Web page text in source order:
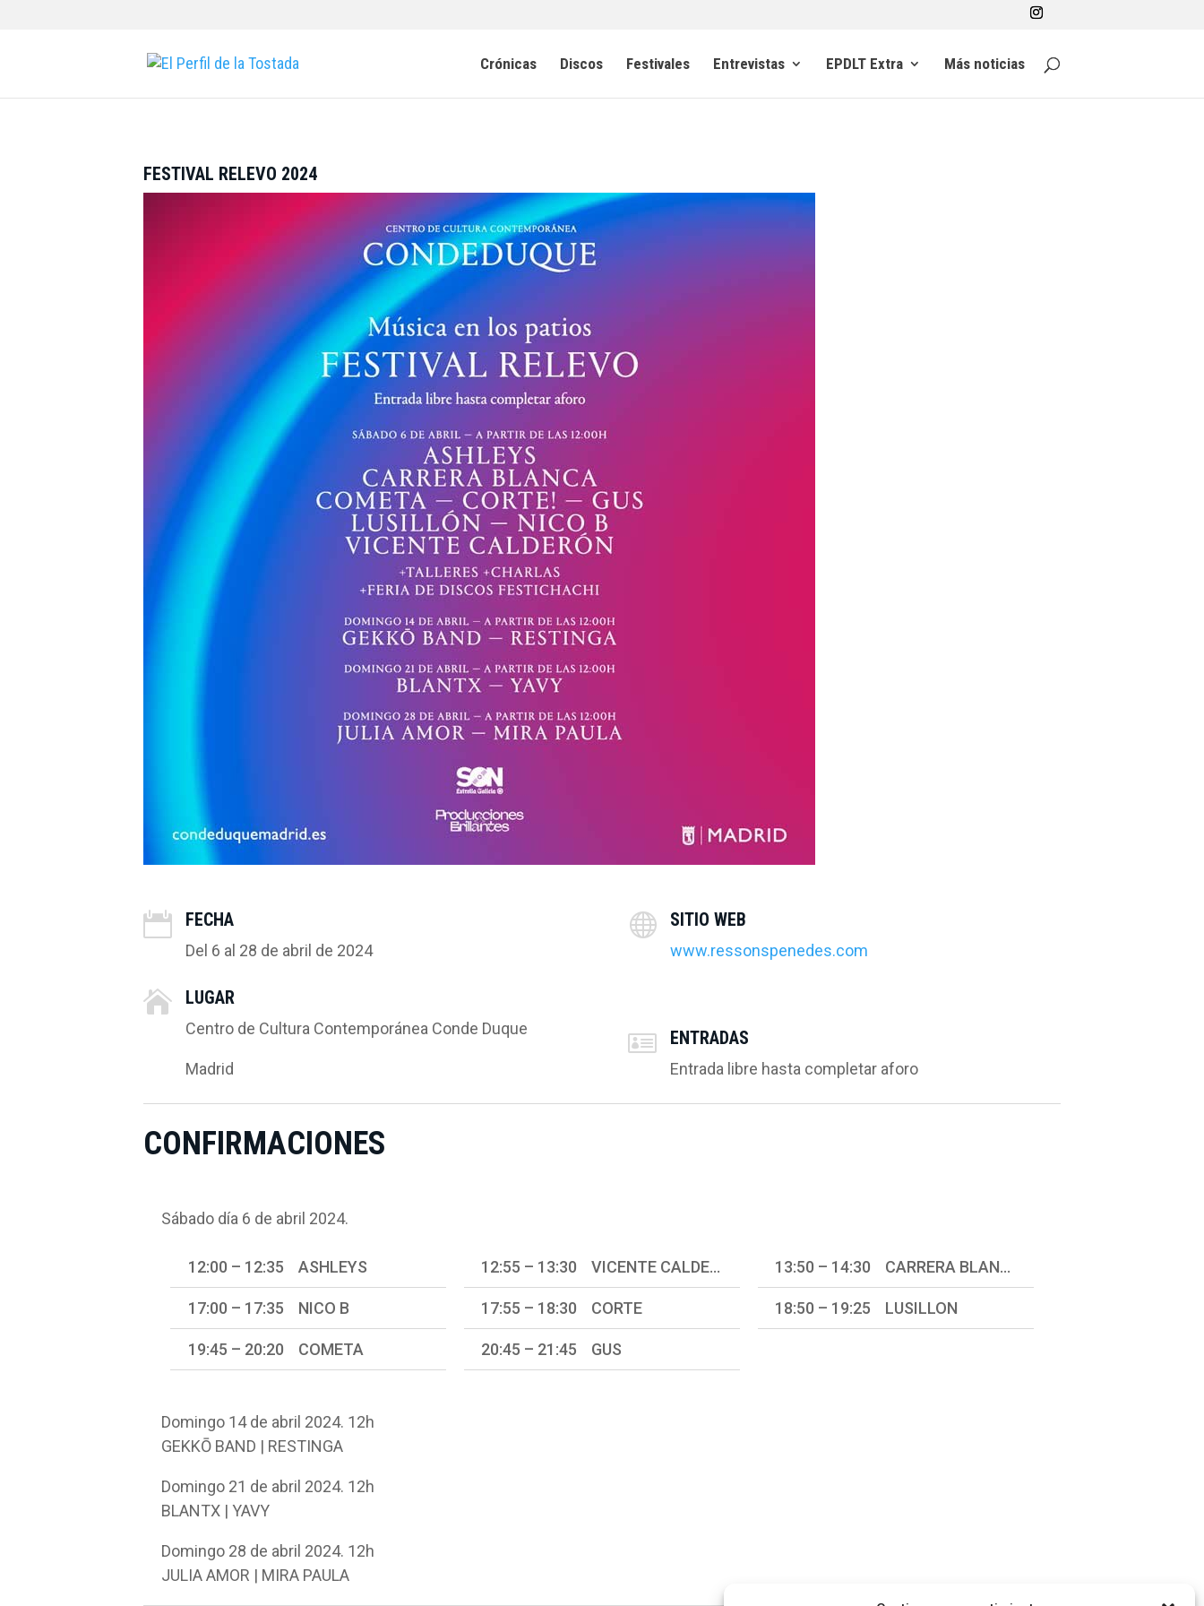
Crónicas Discos Festivales Entrevistas EPDLT Extra Más noticias
FESTIVAL RELEVO 2024
 FECHA
Del 6 al 28 de abril de 2024
 LUGAR
Centro de Cultura Contemporánea Conde Duque
Madrid
 SITIO WEB
www.ressonspenedes.com
 ENTRADAS
Entrada libre hasta completar aforo
CONFIRMACIONES
Sábado día 6 de abril 2024.
12:00 – 12:35 ASHLEYS 12:55 – 13:30 VICENTE CALDERÓN 13:50 – 14:30 CARRERA BLANCA
17:00 – 17:35 NICO B 17:55 – 18:30 CORTE 18:50 – 19:25 LUSILLON
19:45 – 20:20 COMETA 20:45 – 21:45 GUS
Domingo 14 de abril 2024. 12h
GEKKŌ BAND | RESTINGA
Domingo 21 de abril 2024. 12h
BLANTX | YAVY
Domingo 28 de abril 2024. 12h
JULIA AMOR | MIRA PAULA